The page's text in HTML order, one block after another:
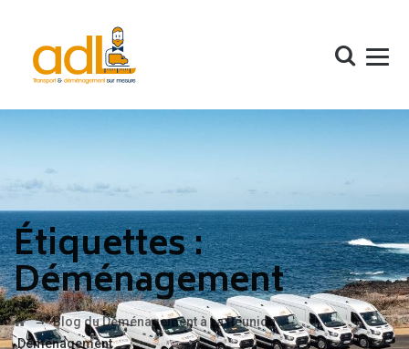
Étiquettes :
Déménagement
→Blog du Déménagement à La Réunion→
Déménagement